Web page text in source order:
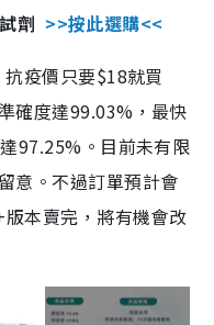
劑 >>按此選購<<
疫價只要$18就買
確度達99.03%，最快
97.25%。目前未有限
意。不過訂單預計會
本賣完，將有機會改